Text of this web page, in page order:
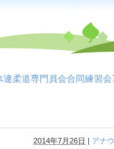
連柔道専門員会合同練習会
2014年7月26日 | アナ